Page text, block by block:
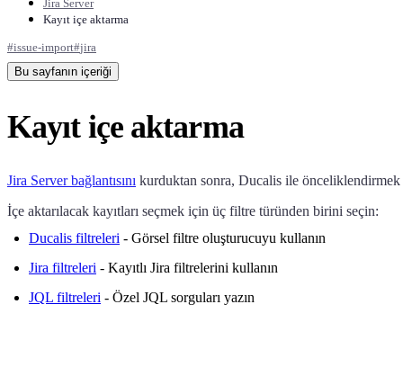
Jira Server
Kayıt içe aktarma
#issue-import#jira
Bu sayfanın içeriği
Kayıt içe aktarma
Jira Server bağlantısını kurduktan sonra, Ducalis ile önceliklendirmek
İçe aktarılacak kayıtları seçmek için üç filtre türünden birini seçin:
Ducalis filtreleri - Görsel filtre oluşturucuyu kullanın
Jira filtreleri - Kayıtlı Jira filtrelerini kullanın
JQL filtreleri - Özel JQL sorguları yazın